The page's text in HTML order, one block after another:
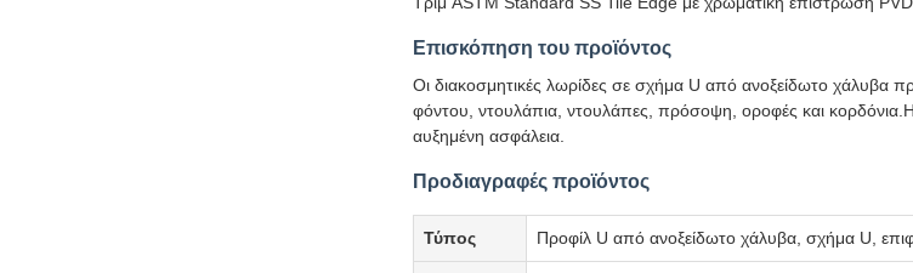
Επισκόπηση του προϊόντος
Οι διακοσμητικές λωρίδες σε σχήμα U από ανοξείδωτο χάλυβα
φόντου, ντουλάπια, ντουλάπες, πρόσοψη, οροφές και
αυξημένη ασφάλεια.
Προδιαγραφές προϊόντος
Τύπος Προφίλ U από ανοξείδωτο χάλυβα, σχήμα U,